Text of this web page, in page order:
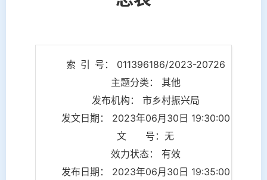
索 引 号： 011396186/2023-20726
主题分类： 其他
发布机构： 市乡村振兴局
发文日期： 2023年06月30日 19:30:00
文 号：无
效力状态： 有效
发布日期： 2023年06月30日 19:35:00